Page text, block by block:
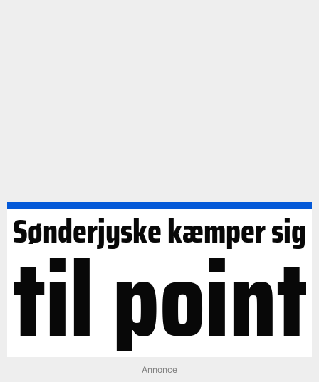
Sønderjyske kæmper sig
til point
Annonce